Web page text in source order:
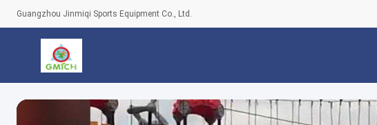
Guangzhou Jinmiqi Sports Equipment Co., Ltd.